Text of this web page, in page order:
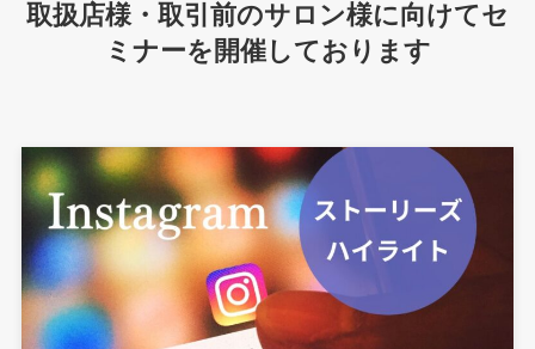
取扱店様・取引前のサロン様に向けてセ
ミナーを開催しております